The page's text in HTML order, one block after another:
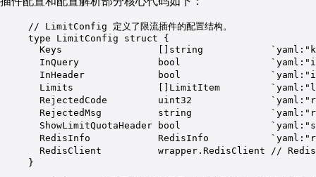
// LimitConfig 定义了限流插件的配置结构。
type
LimitConfig struct {
Keys                 [] string
InQuery
bool
InHeader
bool
Limits               [] LimitItem
RejectedCode uint32
RejectedMsg string
ShowLimitQuotaHeader
bool
RedisInfo RedisInfo
RedisClient wrapper . RedisClient
// Redis
}